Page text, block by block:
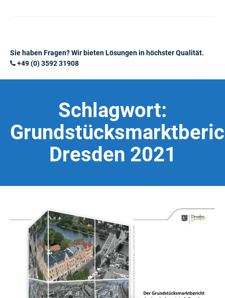
Sie haben Fragen? Wir bieten Lösungen in höchster Qualität.
+49 (0) 3592 31908
Schlagwort:
Dresden 2021